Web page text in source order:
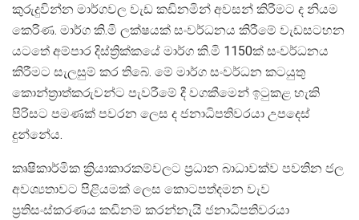
කුරුදුවින්න මාර්ගවල වැඩ කඩිනමින් අවසන් කිරීමට ද නියම
කෙරිණ. මාර්ග කි.මි ලක්ෂයක් සංවර්ධනය කිරීමේ වැඩසටහන
යටතේ අම්පාර දිස්ත්‍රික්කයේ මාර්ග කි.මි 1150ක් සංවර්ධනය
කිරීමට සැලසුම් කර තිබේ. මේ මාර්ග සංවර්ධන කටයුතු
කොන්ත්‍රාත්කරුවන්ට පැවරීමේ දී වගකීමෙන් ඉටුකළ හැකි
පිරිසට පමණක් පවරන ලෙස ද ජනාධිපතිවරයා උපදෙස්
දුන්නේය.
කෘෂිකාර්මික ක්‍රියාකාරකම්වලට ප්‍රධාන බාධාවක්ව පවතින ජල
අවශ්‍යතාවට පිළියමක් ලෙස කොටපත්දමන වැව
ප්‍රතිසංස්කරණය කඩිනම් කරන්නැයි ජනාධිපතිවරයා